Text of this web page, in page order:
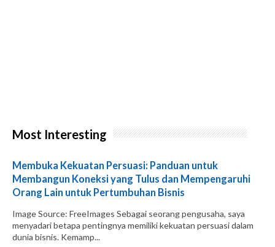
Most Interesting
Membuka Kekuatan Persuasi: Panduan untuk
Membangun Koneksi yang Tulus dan Mempengaruhi
Orang Lain untuk Pertumbuhan Bisnis
Image Source: FreeImages‍ Sebagai seorang pengusaha, saya
menyadari betapa pentingnya memiliki kekuatan persuasi dalam
dunia bisnis. Kemamp...